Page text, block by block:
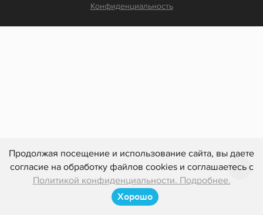
Продолжая посещение и использование сайта, вы даете
согласие на обработку файлов cookies и соглашаетесь с
Политикой конфиденциальности. Подробнее.
Хорошо
Конфиденциальность